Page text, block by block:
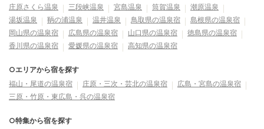
庄原さくら温泉
三段峡温泉 宮島温泉 筒賀温泉
潮原温泉
湯坂温泉
鞆の浦温泉 温井温泉 鳥取県の温泉宿
島根県の温泉宿
岡山県の温泉宿
広島県の温泉宿 山口県の温泉宿
徳島県の温泉宿
香川県の温泉宿
愛媛県の温泉宿 高知県の温泉宿
○エリアから宿を探す
福山・尾道の温泉宿
庄原・三次・芸北の温泉宿
広島・宮島の温泉宿
三原・竹原・東広島・呉の温泉宿
○特集から宿を探す